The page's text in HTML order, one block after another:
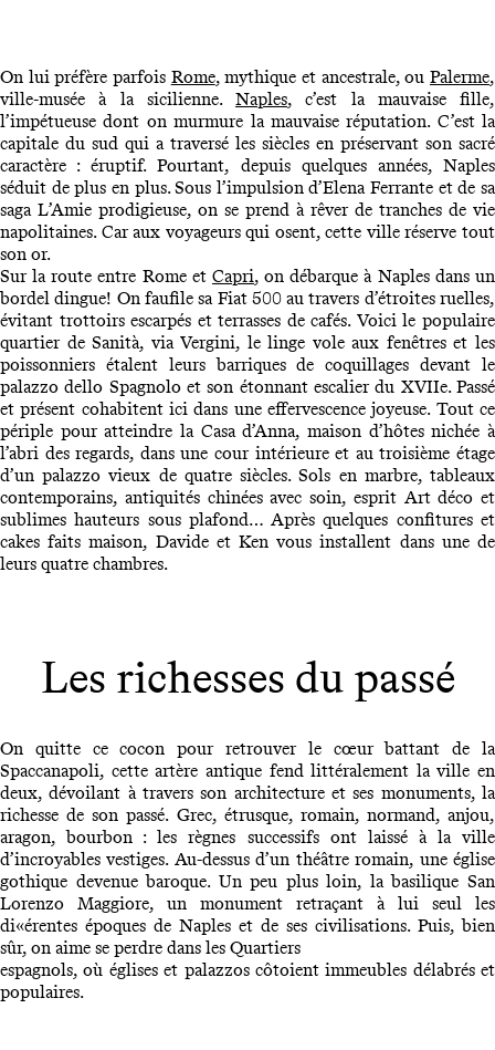
On lui préfère parfois Rome, mythique et ancestrale, ouPalerme,
ville-musée à la sicilienne. Naples, c’est la mauvaise fille,
l’impétueuse dont on murmure la mauvaise réputation. C’est la
capitale du sud qui a traversé les siècles en préservant son sacré
caractère : éruptif. Pourtant, depuis quelques années, Naples
séduit de plus en plus. Sous l’impulsion d’Elena Ferrante et de sa
saga L’Amie prodigieuse, on se prend à rêver de tranches de vie
napolitaines. Car aux voyageurs qui osent, cette ville réserve tout
son or.
Sur la route entre Rome et Capri, on débarque à Naples dans un
bordel dingue! On faufile sa Fiat 500 au travers d’étroites ruelles,
évitant trottoirs escarpés et terrasses de cafés. Voici le populaire
quartier de Sanità, via Vergini, le linge vole aux fenêtres et les
poissonniers étalent leurs barriques de coquillages devant le
palazzo dello Spagnolo et son étonnant escalier du XVIIe. Passé
et présent cohabitent ici dans une effervescence joyeuse. Tout ce
périple pour atteindre la Casa d’Anna, maison d’hôtes nichée à
l’abri des regards, dans une cour intérieure et au troisième étage
d’un palazzo vieux de quatre siècles. Sols en marbre, tableaux
contemporains, antiquités chinées avec soin, esprit Art déco et
sublimes hauteurs sous plafond… Après quelques confitures et
cakes faits maison, Davide et Ken vous installent dans une de
leurs quatre chambres.
Les richesses du passé
On quitte ce cocon pour retrouver le cœur battant de la
Spaccanapoli, cette artère antique fend littéralement la ville en
deux, dévoilant à travers son architecture et ses monuments, la
richesse de son passé. Grec, étrusque, romain, normand, anjou,
aragon, bourbon : les règnes successifs ont laissé à la ville
d’incroyables vestiges. Au-dessus d’un théâtre romain, une église
gothique devenue baroque. Un peu plus loin, la basilique San
Lorenzo Maggiore, un monument retraçant à lui seul les
di«érentes époques de Naples et de ses civilisations. Puis, bien
sûr, on aime se perdre dans les Quartiers
espagnols, où églises et palazzos côtoient immeubles délabrés et
populaires.